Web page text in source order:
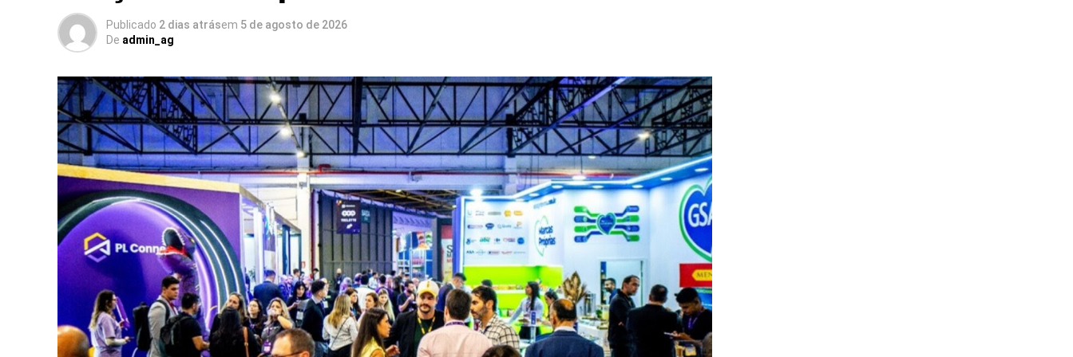
experiência ao público”, destaca Débora Dutra, diretora de marketing da Vitafor Group.
em 10 edições do projeto em locações urbanas como o Prédio Dacon, o evento reforça o
calendário de ações proprietárias fora do ambiente tradicional dos estúdios. “O Spin Open
Air traduz a essência da Spin’n Soul ao proporcionar uma experiência que vai além da
atividade física. Hoje, as pessoas buscam cada vez mais momentos que conectem saúde,
entretenimento e comunidade. É isso que queremos proporcionar ao transformar espaços
da cidade em ambientes de encontro, movimento e bem-estar”, declara Daniel Nasser,CEO
da Spin’n Soul.
Os ingressos para o evento estão fixados em R$ 215,00 para o público geral, com cota
limitada de vagas disponibilizada para usuários cadastrados nos agregadores de bem-estar
Wellhub e ClassPass.
Publicado 2 dias atrásem 5 de agosto de 2026
De admin_ag